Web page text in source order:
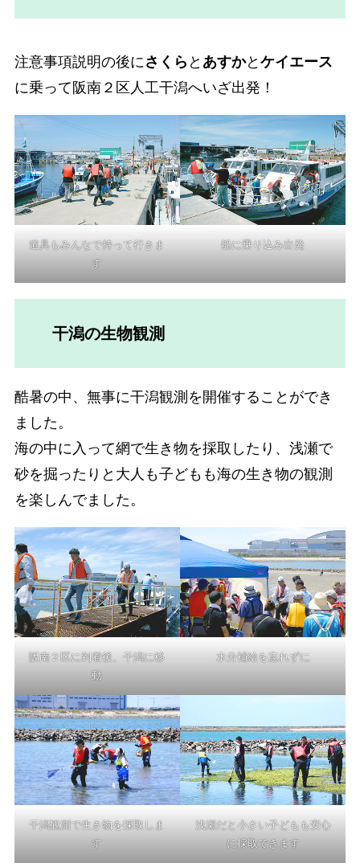
注意事項説明の後に さくら と あすかと ケイエース
に乗って阪南２区人工干潟へいざ出発！
道具もみんなで持って行きま
す
船に乗り込み出発
干潟の生物観測
酷暑の中、無事に干潟観測を開催することができ
ました。
海の中に入って網で生き物を採取したり、浅瀬で
砂を掘ったりと大人も子どもも海の生き物の観測
を楽しんでました。
阪南２区に到着後、干潟に移
動
水分補給を忘れずに
干潟観測で生き物を採取しま
す
浅瀬だと小さい子どもも安心
に採取できます